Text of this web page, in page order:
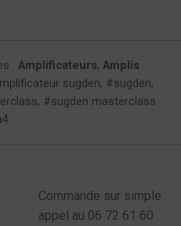
: Amplificateurs, Amplis
sugden, sugden,
,
sugden masterclass
Commande sur simple
appel au 06 72 61 60